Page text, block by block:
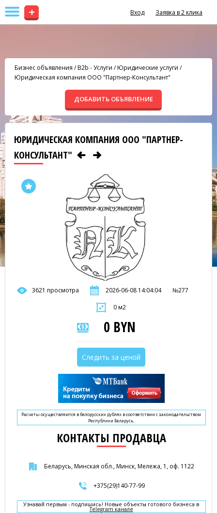
+ Вход Заявка в 2 клика
Бизнес объявления /B2b - Услуги /Юридические услуги /
Юридическая компания ООО "Партнер-Консультант"
ДОБАВИТЬ ОБЪЯВЛЕНИЕ
ЮРИДИЧЕСКАЯ КОМПАНИЯ ООО "ПАРТНЕР-
КОНСУЛЬТАНТ"
3621 просмотра 2026-06-08 14:04:04 №277
0 м2
0 BYN
Следить за ценой
Расчеты осуществляются в белорусских рублях в соответствии с законодательством
Республики Беларусь.
КОНТАКТЫ ПРОДАВЦА
Беларусь, Минская обл., Минск, Мележа, 1, оф. 1122
+375(29)140-77-99
Узнавай первым - подпишись! Новые объекты готового бизнеса в
Telegram канале